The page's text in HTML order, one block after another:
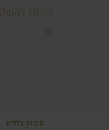
דירות
סקירה כללית